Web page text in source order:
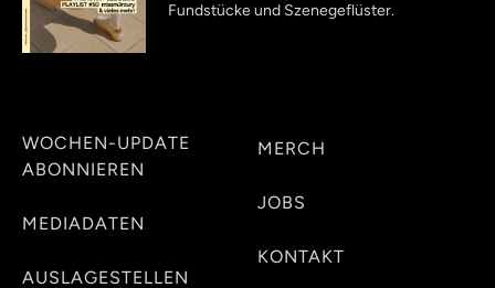
Fundstücke und Szenegeflüster.
WOCHEN-UPDATE
ABONNIEREN
MEDIADATEN
AUSLAGESTELLEN
MERCH
JOBS
KONTAKT